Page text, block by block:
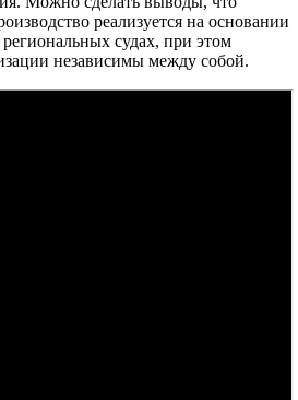
реализуется на основании
судах, при этом
независимы между собой.